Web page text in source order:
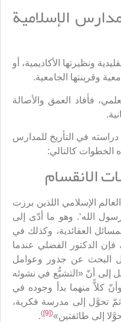
الإسلامية
ونظيرتها الأكاديمية، أو
وقرينتها الجامعية.
فأفاد العمق والأصالة
في التأريخ للمدارس
الخطوات كالتالي:
الإسلامي اللذين برزت
الله‘. وهو ما أدّى إلى
العقائدية، وكذلك في
فإن الدكتور الفضلي عندما
البحث عن جذور وعوامل
إلى أنّ «التشيُّع في نشوئه
كلاًّ منهما بدأ وجوده في
تحوَّل إلى مدرسة فكرية،
إلى طائفتين»(
[9]
)
.